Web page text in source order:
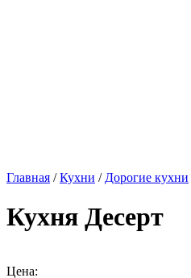
Главная /Кухни / Дорогие кухни
Кухня Десерт
Цена: